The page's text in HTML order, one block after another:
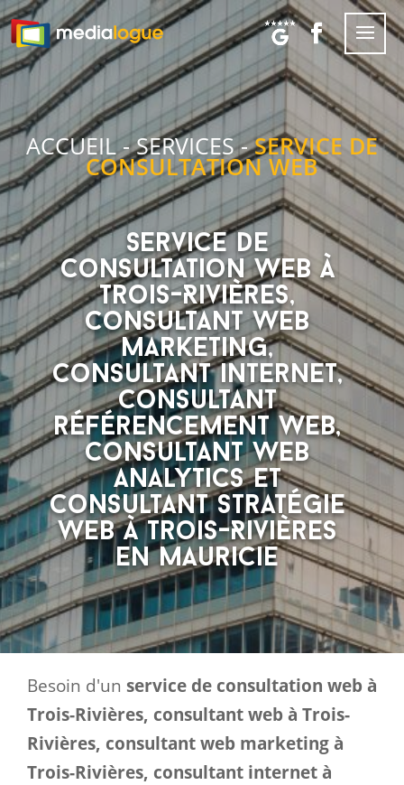
ACCUEIL-SERVICES-SERVICE DE
CONSULTATION WEB
Service de
consultation web à
Trois-Rivières,
consultant web
marketing,
consultant internet,
consultant
référencement web,
consultant web
analytics et
consultant stratégie
web à Trois-Rivières
en Mauricie
Besoin d'un service de consultation web à
Trois-Rivières, consultant web à Trois-
Rivières, consultant web marketing à
Trois-Rivières, consultant internet à